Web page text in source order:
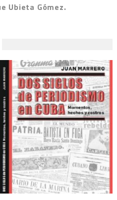
Ubieta Gómez.